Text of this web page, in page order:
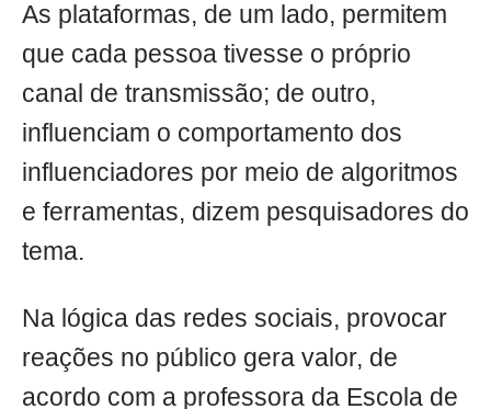
As plataformas, de um lado, permitem
que cada pessoa tivesse o próprio
canal de transmissão; de outro,
influenciam o comportamento dos
influenciadores por meio de algoritmos
e ferramentas, dizem pesquisadores do
tema.
Na lógica das redes sociais, provocar
reações no público gera valor, de
acordo com a professora da Escola de